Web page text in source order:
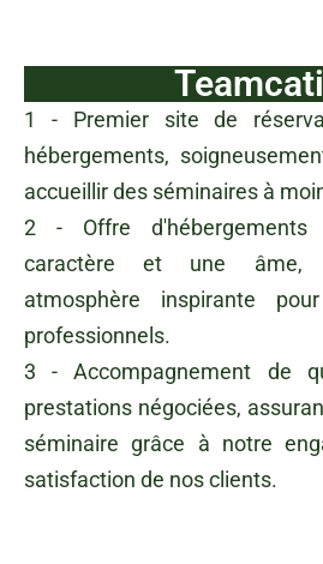
1 - Premier site de
hébergements,
accueillir des séminaires à
2 - Offre
caractère et une âme,
atmosphère inspirante
professionnels.
3 - Accompagnement de
prestations négociées,
séminaire grâce à notre
satisfaction de nos clients.